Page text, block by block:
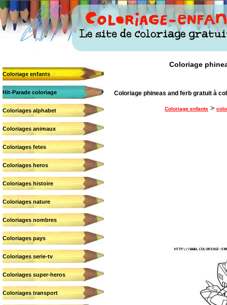
Coloriage enfants
Hit-Parade coloriage
Coloriages alphabet
Coloriages animaux
Coloriages fetes
Coloriages heros
Coloriages histoire
Coloriages nature
Coloriages nombres
Coloriages pays
Coloriages serie-tv
Coloriages super-heros
Coloriages transport
Coloriage
Coloriage phineas and ferb gratuit à
Coloriage enfants >